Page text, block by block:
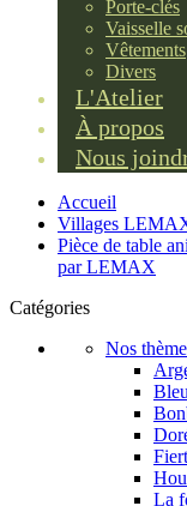
Porte-clés
Vaisselle
Vêtements
Divers
L'Atelier
À propos
Nous
Accueil
Villages
Pièce de table
par LEMAX
Catégories
Nos
La